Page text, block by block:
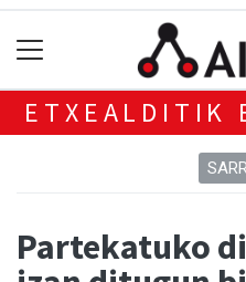
ETXEALDITIK
Partekatuko